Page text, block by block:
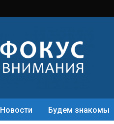
Новости Будем знакомы